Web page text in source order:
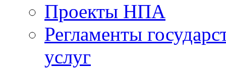
Проекты НПА
Регламенты
услуг